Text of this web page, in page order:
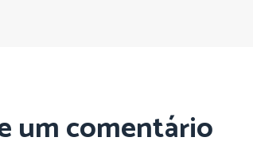
um comentário